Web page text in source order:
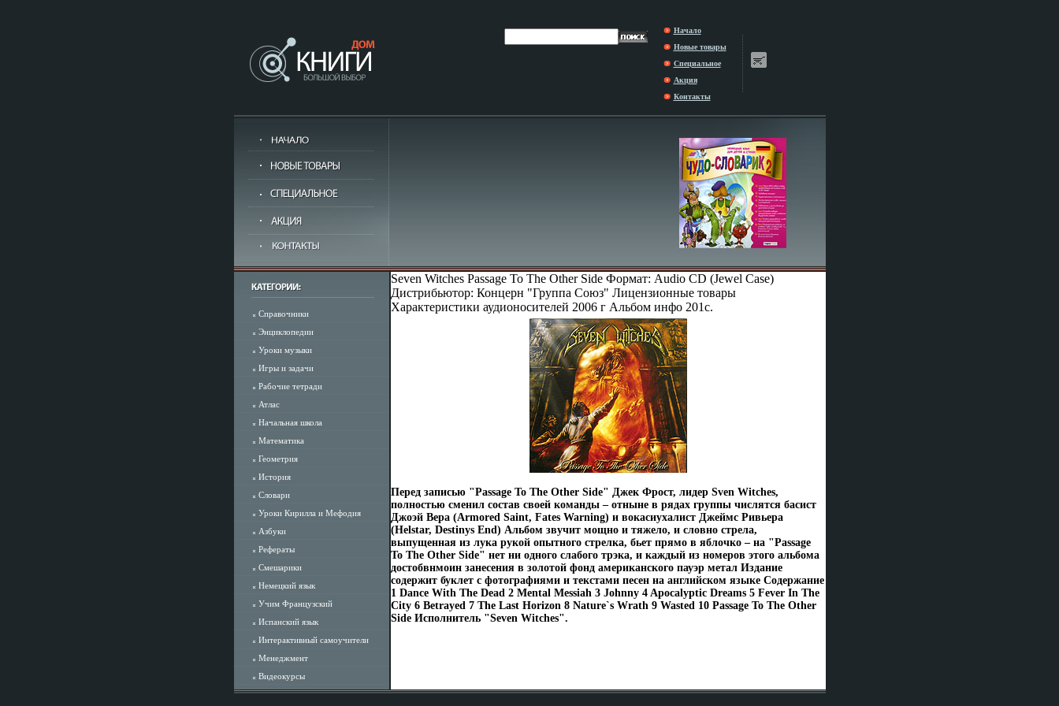
Начало
Новые товары
Специальное
Акция
Контакты
Справочники
Энциклопедии
Уроки музыки
Игры и задачи
Рабочие тетради
Атлас
Начальная школа
Математика
Геометрия
История
Словари
Уроки Кирилла и Мефодия
Азбуки
Рефераты
Смешарики
Немецкий язык
Учим Французский
Испанский язык
Интерактивный самоучители
Менеджмент
Видеокурсы
Seven Witches Passage To The Other Side Формат: Audio CD (Jewel Case)
Дистрибьютор: Концерн "Группа Союз" Лицензионные товары
Характеристики аудионосителей 2006 г Альбом инфо 201c.
Перед записью "Passage To The Other Side" Джек Фрост, лидер Sven Witches,
полностью сменил состав своей команды – отныне в рядах группы числятся басист
Джоэй Вера (Armored Saint, Fates Warning) и вокасиухалист Джеймс Ривьера
(Helstar, Destinys End) Альбом звучит мощно и тяжело, и словно стрела,
выпущенная из лука рукой опытного стрелка, бьет прямо в яблочко – на "Passage
To The Other Side" нет ни одного слабого трэка, и каждый из номеров этого альбома
достобвнмоин занесения в золотой фонд американского пауэр метал Издание
содержит буклет с фотографиями и текстами песен на английском языке Содержание
1 Dance With The Dead 2 Mental Messiah 3 Johnny 4 Apocalyptic Dreams 5 Fever In The
City 6 Betrayed 7 The Last Horizon 8 Nature`s Wrath 9 Wasted 10 Passage To The Other
Side Исполнитель "Seven Witches".